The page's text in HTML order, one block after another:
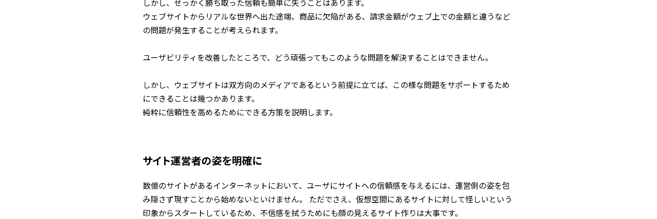
しかし、せっかく勝ち取った信頼も簡単に失うことはあります。
ウェブサイトからリアルな世界へ出た途端、商品に欠陥がある、請求金額がウェブ上での金額と違うなど
の問題が発生することが考えられます。
ユーザビリティを改善したところで、どう頑張ってもこのような問題を解決することはできません。
しかし、ウェブサイトは双方向のメディアであるという前提に立てば、この様な問題をサポートするため
にできることは幾つかあります。
純粋に信頼性を高めるためにできる方策を説明します。
サイト運営者の姿を明確に
数億のサイトがあるインターネットにおいて、ユーザにサイトへの信頼感を与えるには、運営側の姿を包
み隠さず現すことから始めないといけません。 ただでさえ、仮想空間にあるサイトに対して怪しいという
印象からスタートしているため、不信感を拭うためにも顔の見えるサイト作りは大事です。